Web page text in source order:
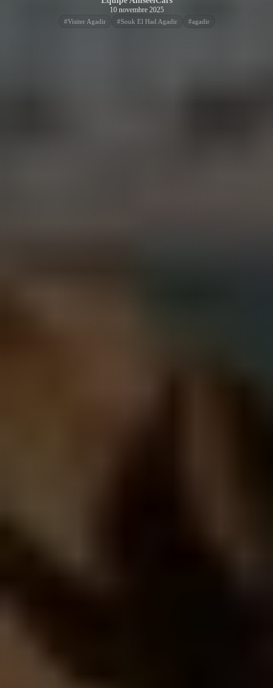
10 novembre 2025
#Visiter Agadir #Souk El Had Agadir #agadir